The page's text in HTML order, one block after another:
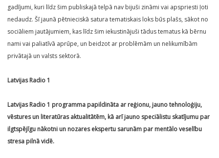
gadījumi, kuri līdz šim publiskajā telpā nav bijuši zināmi vai apspriesti ļoti
nedaudz. Šī jaunā pētnieciskā satura tematiskais loks būs plašs, sākot no
sociāliem jautājumiem, kas līdz šim iekustinājuši tādus tematus kā bērnu
nami vai paliatīvā aprūpe, un beidzot ar problēmām un nelikumībām
privātajā un valsts sektorā.
Latvijas Radio 1
Latvijas Radio 1 programma papildināta ar reģionu, jauno tehnoloģiju,
vēstures un literatūras aktualitātēm, kā arī jauno speciālistu skatījumu par
ilgtspējīgu nākotni un nozares ekspertu sarunām par mentālo veselību
stresa pilnā vidē.